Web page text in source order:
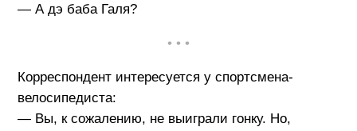
— А дэ баба Галя?
• • •
Корреспондент интересуется у спортсмена-
велосипедиста:
— Вы, к сожалению, не выиграли гонку. Но,